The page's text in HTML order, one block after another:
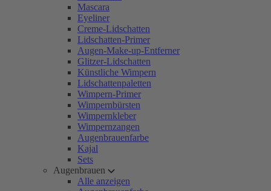
Mascara
Eyeliner
Creme-Lidschatten
Lidschatten-Primer
Augen-Make-up-Entferner
Glitzer-Lidschatten
Künstliche Wimpern
Lidschattenpaletten
Wimpern-Primer
Wimpernbürsten
Wimpernkleber
Wimpernzangen
Augenbrauenfarbe
Kajal
Sets
Augenbrauen
Alle anzeigen